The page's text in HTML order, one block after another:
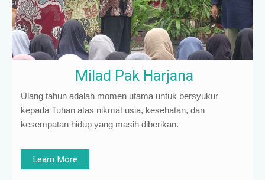
Milad Pak Harjana
Ulang tahun adalah momen utama untuk bersyukur
kepada Tuhan atas nikmat usia, kesehatan, dan
kesempatan hidup yang masih diberikan.
Learn More